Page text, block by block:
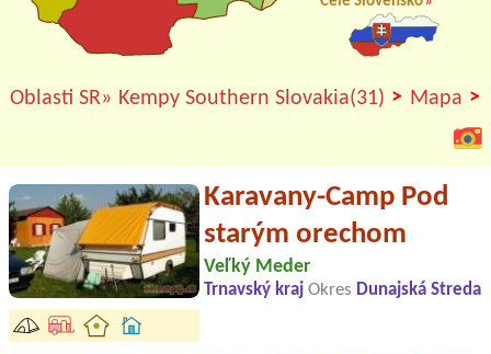
Oblasti SR» Kempy Southern Slovakia(31) > Mapa >
Karavany-Camp Pod
starým orechom
Veľký Meder
Trnavský kraj Okres Dunajská Streda